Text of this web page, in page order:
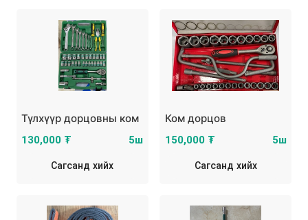
Түлхүүр дорцовны ком
130,000 ₮ 5ш
Сагсанд хийх
Ком дорцов
150,000 ₮ 5ш
Сагсанд хийх